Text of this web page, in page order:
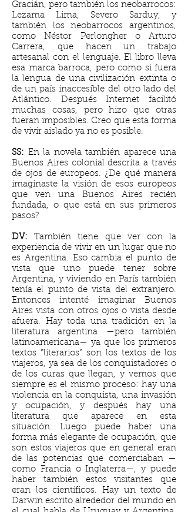
Gracián, pero también los neobarrocos:
Lezama Lima, Severo Sarduy, y
también los neobarrocos argentinos,
como Néstor Perlongher o Arturo
Carrera, que hacen un trabajo
artesanal con el lenguaje. El libro lleva
esa marca barroca, pero como si fuera
la lengua de una civilización extinta o
de un país inaccesible del otro lado del
Atlántico. Después Internet facilitó
muchas cosas, pero hizo que otras
fueran imposibles. Creo que esta forma
de vivir aislado ya no es posible.
SS: En la novela también aparece una
Buenos Aires colonial descrita a través
de ojos de europeos. ¿De qué manera
imaginaste la visión de esos europeos
que ven una Buenos Aires recién
fundada, o que está en sus primeros
pasos?
DV:También tiene que ver con la
experiencia de vivir en un lugar que no
es Argentina. Eso cambia el punto de
vista que uno puede tener sobre
Argentina, y viviendo en París también
tenía el punto de vista del extranjero.
Entonces intenté imaginar Buenos
Aires vista con otros ojos o vista desde
afuera. Hay toda una tradición en la
literatura argentina —pero también
latinoamericana— ya que los primeros
textos “literarios” son los textos de los
viajeros, ya sea de los conquistadores o
de los curas que llegan, y vemos que
siempre es el mismo proceso: hay una
violencia en la conquista, una invasión
y ocupación, y después hay una
literatura que aparece en esta
situación. Luego puede haber una
forma más elegante de ocupación, que
son estos viajeros que en general eran
de las potencias que comerciaban —
como Francia o Inglaterra—, y puede
haber también estos visitantes que
eran los científicos. Hay un texto de
Darwin escrito alrededor del mundo en